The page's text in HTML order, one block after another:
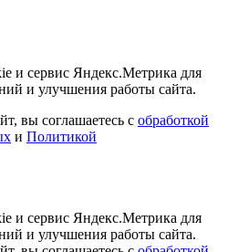
и сервис Яндекс.Метрика для
и улучшения работы сайта.
вы соглашаетесь с обработкой
и Политикой
и сервис Яндекс.Метрика для
и улучшения работы сайта.